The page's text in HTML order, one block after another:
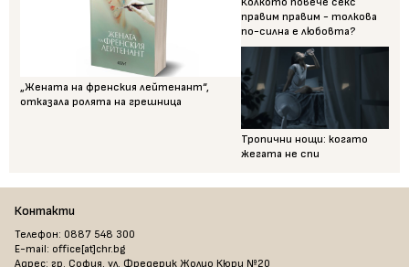
„Жената на френския лейтенант“,
отказала ролята на грешница
правим правим - толкова
по-силна е любовта?
Тропични нощи: когато
жегата не спи
Контакти
Телефон: 0887 548 300
E-mail: office[at]chr.bg
Адрес: гр. София, ул. Фредерик Жолио Кюри №20